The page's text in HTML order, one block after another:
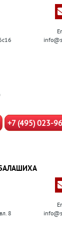
+7 (495) 023-
8